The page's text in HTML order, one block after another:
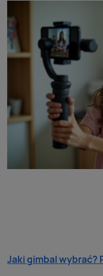
Jaki gimbal wybrać?